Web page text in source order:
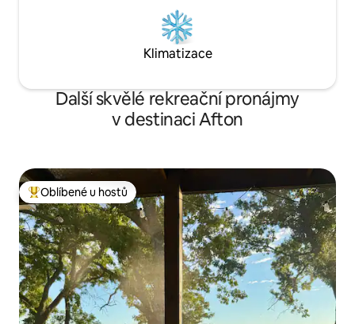
Klimatizace
Další skvělé rekreační pronájmy
v destinaci Afton
Nejlepší v kategorii Oblíbené u hostů
Oblíbené u hostů